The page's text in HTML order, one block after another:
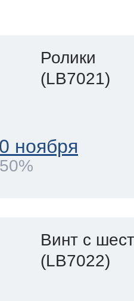
Ролики
(LB7021)
ноября
Винт с
(LB7022)